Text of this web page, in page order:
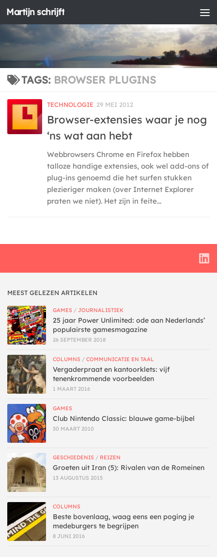
Doorgaan naar inhoud
Martijn schrijft
TAGS: BROWSER PLUGINS
TECHNOLOGIE 29 MEI 2012
Browser-extensies waar je nog
‘ns wat aan hebt
Webbrowsers Chrome en Firefox hebben
talloze handige extensies, ook wel add-ons of
plug-ins genoemd die het surfen stukken
plezieriger maken (over Internet Explorer
praten we niet). Het zijn in feite...
MEEST GELEZEN ARTIKELEN
GAMES / JOURNALISTIEK
25 jaar Power Unlimited: ode aan Nederlands’
populairste gamesmagazine
26 SEPTEMBER 2018
COLUMNS / COMMUNICATIE EN TAAL
Vergaderpraat en kantoorklets: vijf
tenenkrommende voorbeelden
1 MAART 2016
GAMES
Club Nintendo Classic: blauwe game-bijbel
30 MAART 2010
GESCHIEDENIS / REIZEN
Groeten uit Iran (5): Rivalen van de Romeinen
13 AUGUSTUS 2015
COLUMNS
Beste bovenlaag, waag eens een poging je
medeburgers te begrijpen
8 JUNI 2016